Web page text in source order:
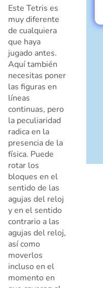
Este Tetris es
muy diferente
de cualquiera
que haya
jugado antes.
Aquí también
necesitas poner
las figuras en
líneas
continuas, pero
la peculiaridad
radica en la
presencia de la
física. Puede
rotar los
bloques en el
sentido de las
agujas del reloj
y en el sentido
contrario a las
agujas del reloj,
así como
moverlos
incluso en el
momento en